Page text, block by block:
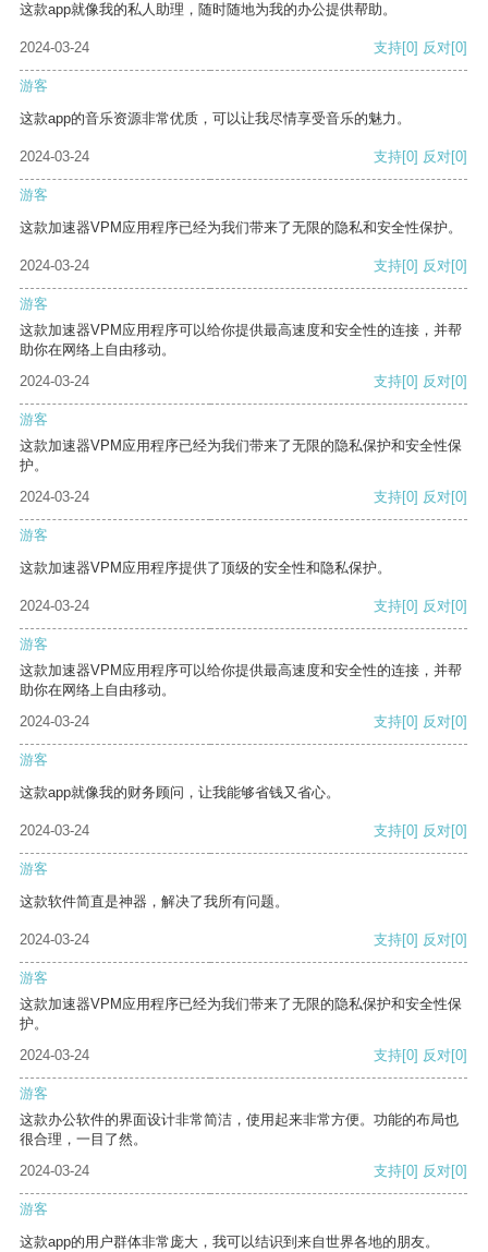
这款app就像我的私人助理，随时随地为我的办公提供帮助。
2024-03-24 支持[0] 反对[0]
游客
这款app的音乐资源非常优质，可以让我尽情享受音乐的魅力。
2024-03-24 支持[0] 反对[0]
游客
这款加速器VPM应用程序已经为我们带来了无限的隐私和安全性保护。
2024-03-24 支持[0] 反对[0]
游客
这款加速器VPM应用程序可以给你提供最高速度和安全性的连接，并帮
助你在网络上自由移动。
2024-03-24
支持[0] 反对[0]
游客
这款加速器VPM应用程序已经为我们带来了无限的隐私保护和安全性保
护。
2024-03-24
支持[0] 反对[0]
游客
这款加速器VPM应用程序提供了顶级的安全性和隐私保护。
2024-03-24 支持[0] 反对[0]
游客
这款加速器VPM应用程序可以给你提供最高速度和安全性的连接，并帮
助你在网络上自由移动。
2024-03-24
支持[0] 反对[0]
游客
这款app就像我的财务顾问，让我能够省钱又省心。
2024-03-24 支持[0] 反对[0]
游客
这款软件简直是神器，解决了我所有问题。
2024-03-24 支持[0] 反对[0]
游客
这款加速器VPM应用程序已经为我们带来了无限的隐私保护和安全性保
护。
2024-03-24
支持[0] 反对[0]
游客
这款办公软件的界面设计非常简洁，使用起来非常方便。功能的布局也
很合理，一目了然。
2024-03-24
支持[0] 反对[0]
游客
这款app的用户群体非常庞大，我可以结识到来自世界各地的朋友。